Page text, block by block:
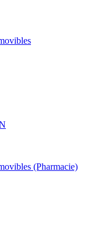
(Pharmacie)